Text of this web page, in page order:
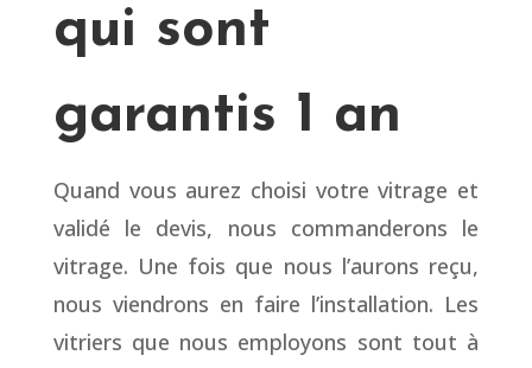
qui sont
garantis 1 an
Quand vous aurez choisi votre vitrage et
validé le devis, nous commanderons le
vitrage. Une fois que nous l’aurons reçu,
nous viendrons en faire l’installation. Les
vitriers que nous employons sont tout à